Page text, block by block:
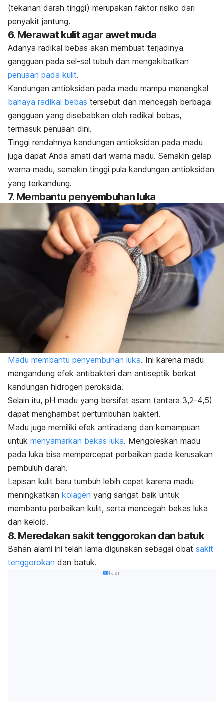
(tekanan darah tinggi) merupakan faktor risiko dari
penyakit jantung.
6. Merawat kulit agar awet muda
Adanya radikal bebas akan membuat terjadinya
gangguan pada sel-sel tubuh dan mengakibatkan
penuaan pada kulit.
Kandungan antioksidan pada madu mampu menangkal
bahaya radikal bebas tersebut dan mencegah berbagai
gangguan yang disebabkan oleh radikal bebas,
termasuk penuaan dini.
Tinggi rendahnya kandungan antioksidan pada madu
juga dapat Anda amati dari warna madu. Semakin gelap
warna madu, semakin tinggi pula kandungan antioksidan
yang terkandung.
7. Membantu penyembuhan luka
Madu membantu penyembuhan luka. Ini karena madu
mengandung efek antibakteri dan antiseptik berkat
kandungan hidrogen peroksida.
Selain itu, pH madu yang bersifat asam (antara 3,2-4,5)
dapat menghambat pertumbuhan bakteri.
Madu juga memiliki efek antiradang dan kemampuan
untuk menyamarkan bekas luka. Mengoleskan madu
pada luka bisa mempercepat perbaikan pada kerusakan
pembuluh darah.
Lapisan kulit baru tumbuh lebih cepat karena madu
meningkatkan kolagen yang sangat baik untuk
membantu perbaikan kulit, serta mencegah bekas luka
dan keloid.
8. Meredakan sakit tenggorokan dan batuk
Bahan alami ini telah lama digunakan sebagai obat sakit
tenggorokan dan batuk.
Iklan